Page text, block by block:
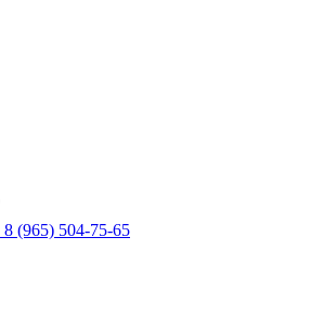
8 (965) 504-75-65